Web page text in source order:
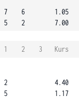
7
5
6
2
1.05
7.00
1 2 3
Kurs
2
5
4.40
1.17